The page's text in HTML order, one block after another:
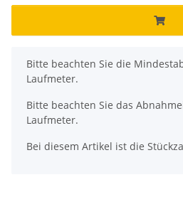
x
Bitte beachten Sie die
Laufmeter.
Bitte beachten Sie das
Laufmeter.
Bei diesem Artikel ist die